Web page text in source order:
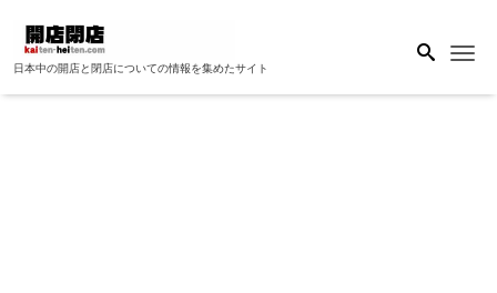
日本中の開店と閉店についての情報を集めたサイト